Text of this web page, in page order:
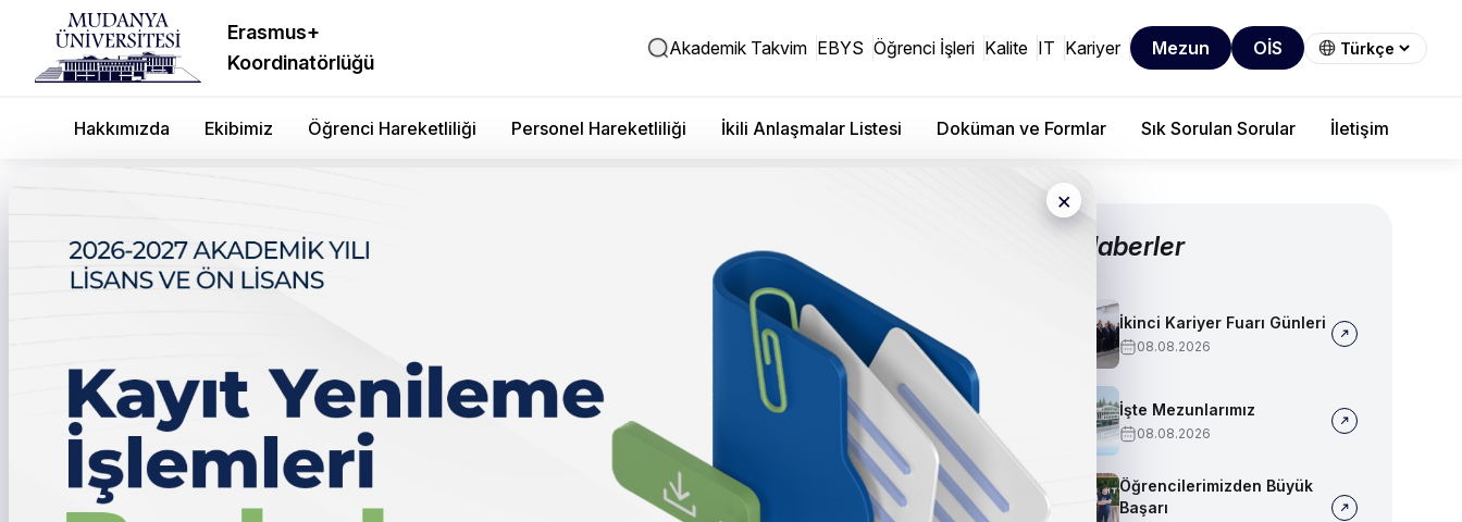
Erasmus+
Koordinatörlüğü
Akademik Takvim EBYS Öğrenci İşleri Kalite IT Kariyer Mezun OİS
Hakkımızda Ekibimiz Öğrenci Hareketliliği Personel Hareketliliği İkili Anlaşmalar Listesi Doküman ve Formlar Sık Sorulan Sorular İletişim
×
Prof. Dr. Emin Karip Rektör Yardımcılığı Görevine
Atandı
Diğer Haberler
İkinci Kariyer Fuarı Günleri
08.08.2026
İşte Mezunlarımız
08.08.2026
Öğrencilerimizden Büyük
Başarı